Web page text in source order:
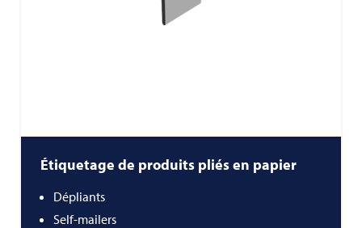
Étiquetage de produits pliés en papier
Dépliants
Self-mailers